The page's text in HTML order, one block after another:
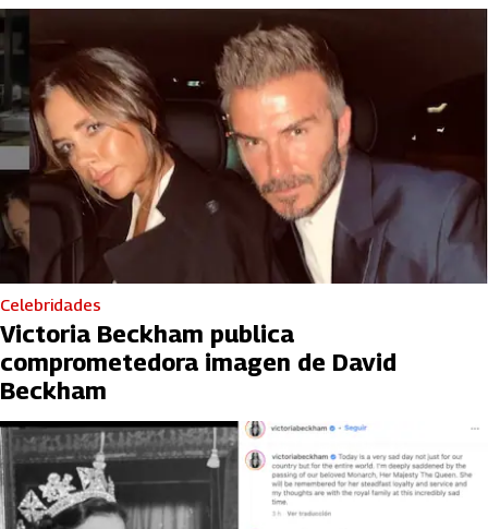
Celebridades
Victoria Beckham publica
comprometedora imagen de David
Beckham